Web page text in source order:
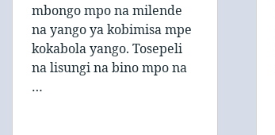
mbongo mpo na milende
na yango ya kobimisa mpe
kokabola yango. Tosepeli
na lisungi na bino mpo na
…